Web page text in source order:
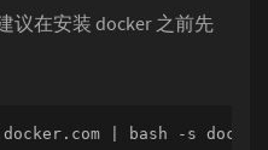
议在安装 docker 之前先
| bash -s